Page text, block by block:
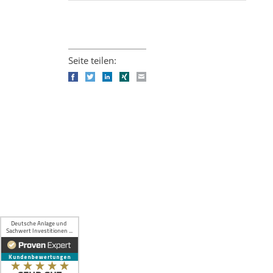
Seite teilen:
FacebookTwitterLinkedIn
Xing